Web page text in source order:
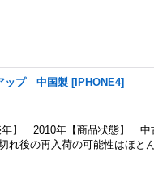
ップ 中国製 [IPHONE4]
】 2010年【商品状態】 中
後の再入荷の可能性はほと